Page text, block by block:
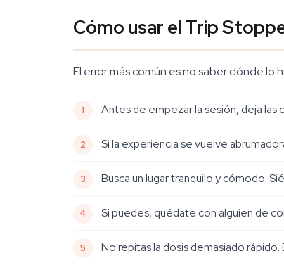
Cómo usar el Trip
El error más común es no saber dónde
Antes de empezar la sesión, deja las
Si la experiencia se vuelve
Busca un lugar tranquilo y cómodo.
Si puedes, quédate con alguien de
No repitas la dosis demasiado